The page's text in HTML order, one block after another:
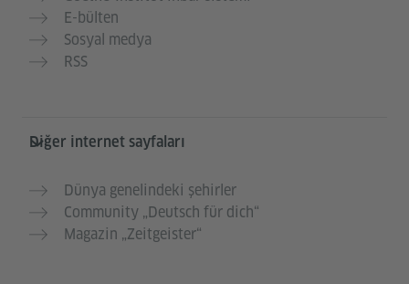
E-bülten
Sosyal medya
RSS
Diğer internet sayfaları
Dünya genelindeki şehirler
Community „Deutsch für dich“
Magazin „Zeitgeister“